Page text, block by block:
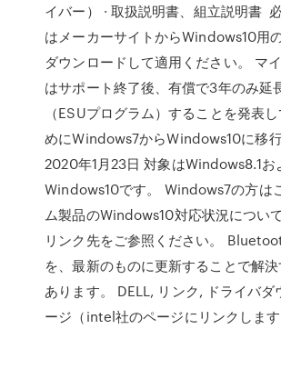
イバー） · 取扱説明書、組立説明書
はメーカーサイトからWindows10用
ダウンロードして適用ください。 マ
はサポート終了後、有償で3年のみ延
（ESUプログラム）することを発表
めにWindows7からWindows10に移
2020年1月23日 対象はWindows8.1お
Windows10です。 Windows7の方は
ム製品のWindows10対応状況につい
リンク先をご参照ください。
を、最新のものに更新することで解
あります。 DELL, リンク, ドライバダ
ージ（intel社のページにリンクします